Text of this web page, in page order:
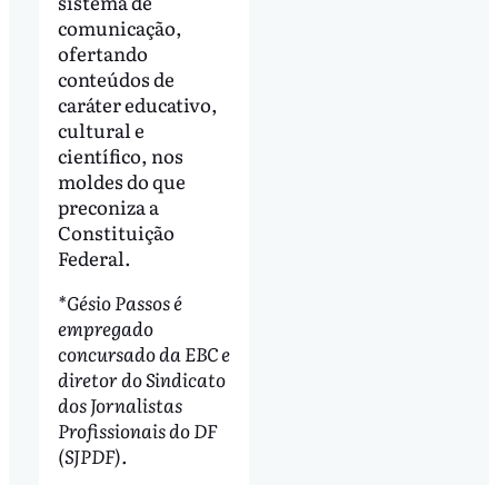
comunicação,
ofertando
conteúdos de
caráter educativo,
cultural e
científico, nos
moldes do que
preconiza a
Constituição
Federal.
*Gésio Passos é
empregado
concursado da EBC e
diretor do Sindicato
dos Jornalistas
Profissionais do DF
(SJPDF).